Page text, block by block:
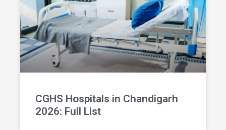
CGHS Hospitals in Chandigarh
2026: Full List